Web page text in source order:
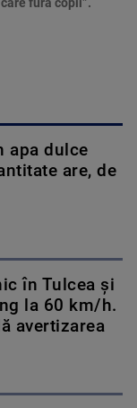
apa dulce
are, de
în Tulcea și
la 60 km/h.
avertizarea